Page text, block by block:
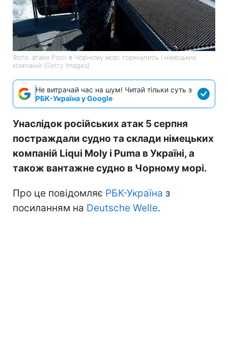
Фото: атаки Росії в Чорному морі торкнулись і німецьких
компаній (Getty Images)
Не витрачай час на шум! Читай тільки суть з
РБК-Україна у Google
Унаслідок російських атак 5 серпня
постраждали судно та склади німецьких
компаній Liqui Moly і Puma в Україні, а
також вантажне судно в Чорному морі.
Про це повідомляє РБК-Україна з
посиланням на Deutsche Welle.